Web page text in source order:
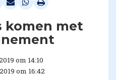
komen met
om 14:10
om 16:42